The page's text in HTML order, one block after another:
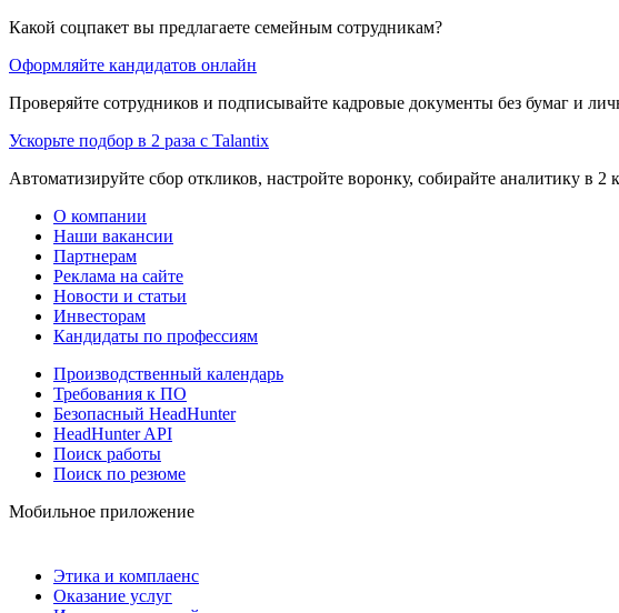
Какой соцпакет вы предлагаете семейным сотрудникам?
Оформляйте кандидатов онлайн
Проверяйте сотрудников и подписывайте кадровые документы без бумаг и
Ускорьте подбор в 2 раза с Talantix
Автоматизируйте сбор откликов, настройте воронку, собирайте аналитику в 2
О компании
Наши вакансии
Партнерам
Реклама на сайте
Новости и статьи
Инвесторам
Кандидаты по профессиям
Производственный календарь
Требования к ПО
Безопасный HeadHunter
HeadHunter API
Поиск работы
Поиск по резюме
Мобильное приложение
Этика и комплаенс
Оказание услуг